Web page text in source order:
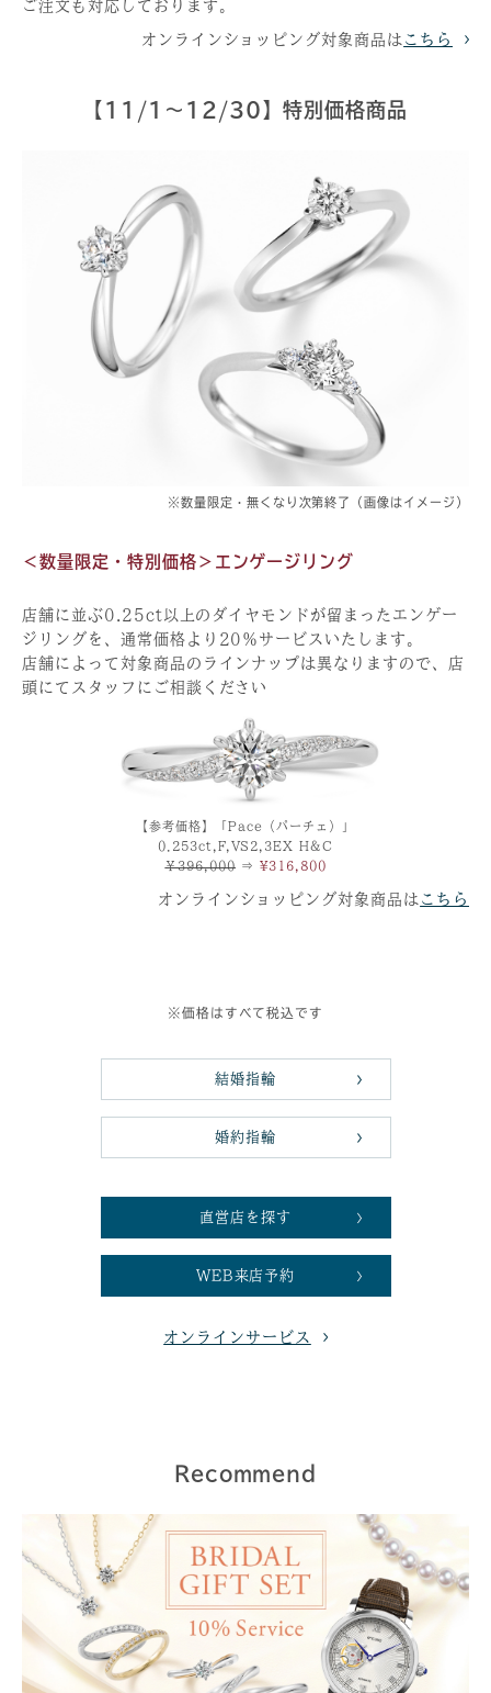
ご注文も対応しております。
オンラインショッピング対象商品は こちら
【11/1〜12/30】特別価格商品
※数量限定・無くなり次第終了（画像はイメージ）
＜数量限定・特別価格＞エンゲージリング
店舗に並ぶ0.25ct以上のダイヤモンドが留まったエンゲー
ジリングを、通常価格より20％サービスいたします。
店舗によって対象商品のラインナップは異なりますので、店
頭にてスタッフにご相談ください
【参考価格】「Pace（パーチェ）」
0.253ct,F,VS2,3EX H&C
￥396,000 ⇒ ¥316,800
オンラインショッピング対象商品は こちら
※価格はすべて税込です
結婚指輪
婚約指輪
直営店を探す
WEB来店予約
オンラインサービス
Recommend